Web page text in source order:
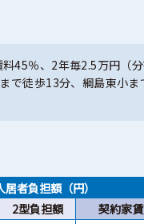
45％、2年毎2.5万円（分
で徒歩13分、綱島東小ま
居者負担額（円）
2型負担額 契約家賃